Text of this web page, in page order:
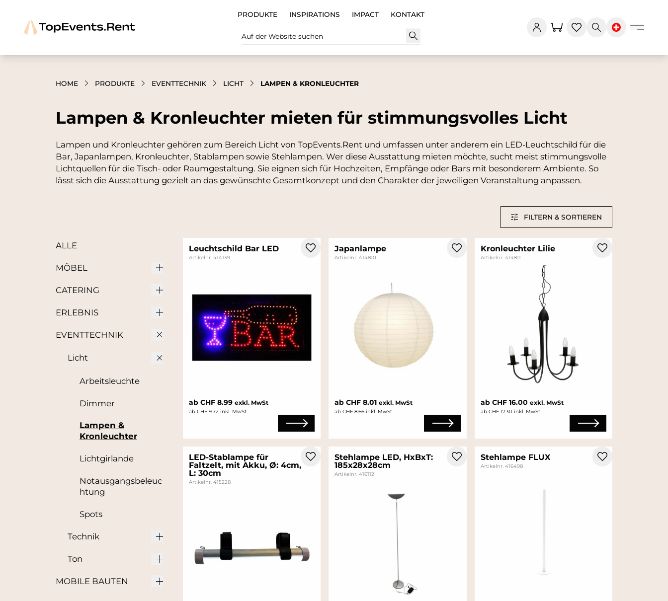
PRODUKTE INSPIRATIONS IMPACT KONTAKT
Auf der Website suchen
HOME PRODUKTE EVENTTECHNIK LICHT LAMPEN & KRONLEUCHTER
Lampen & Kronleuchter mieten für stimmungsvolles Licht
Lampen und Kronleuchter gehören zum Bereich Licht von TopEvents.Rent und umfassen unter anderem ein LED-Leuchtschild für die
Bar, Japanlampen, Kronleuchter, Stablampen sowie Stehlampen. Wer diese Ausstattung mieten möchte, sucht meist stimmungsvolle
Lichtquellen für die Tisch- oder Raumgestaltung. Sie eignen sich für Hochzeiten, Empfänge oder Bars mit besonderem Ambiente. So
lässt sich die Ausstattung gezielt an das gewünschte Gesamtkonzept und den Charakter der jeweiligen Veranstaltung anpassen.
FILTERN & SORTIEREN
ALLE
MÖBEL
CATERING
ERLEBNIS
EVENTTECHNIK
Licht
Arbeitsleuchte
Dimmer
Lampen &
Kronleuchter
Lichtgirlande
Notausgangsbeleuc
htung
Spots
Technik
Ton
MOBILE BAUTEN
Leuchtschild Bar LED
Artikelnr. 414139
ab CHF 8.99 exkl. MwSt
ab CHF 9.72 inkl. MwSt
Japanlampe
Artikelnr. 414810
ab CHF 8.01exkl. MwSt
ab CHF 8.66 inkl. MwSt
Kronleuchter Lilie
Artikelnr. 414811
ab CHF 16.00 exkl. MwSt
ab CHF 17.30 inkl. MwSt
LED-Stablampe für
Faltzelt, mit Akku, Ø: 4cm,
L: 30cm
Artikelnr. 415228
Stehlampe LED, HxBxT:
185x28x28cm
Artikelnr. 416112
Stehlampe FLUX
Artikelnr. 416498